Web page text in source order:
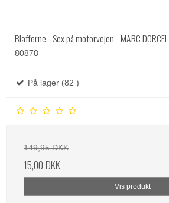
Blafferne - Sex på motorvejen - MARC DORCEL
80878
På lager (82 )
149,95 DKK
15,00 DKK
Vis produkt